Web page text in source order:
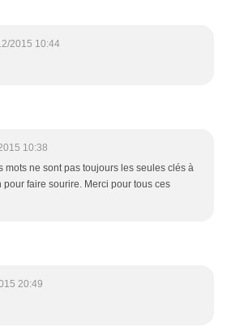
2015 10:44
10:38
mots ne sont pas toujours les seules clés à
pour faire sourire. Merci pour tous ces
20:49